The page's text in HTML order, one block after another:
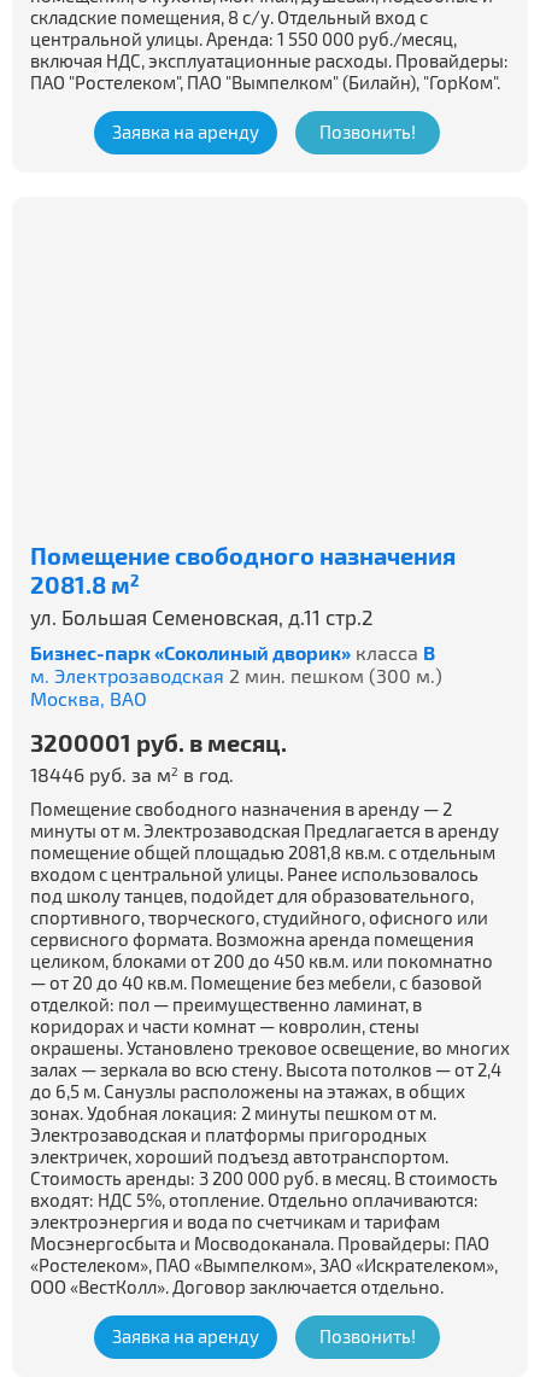
складские помещения, 8 с/у. Отдельный вход с
центральной улицы. Аренда: 1 550 000 руб./месяц,
включая НДС, эксплуатационные расходы. Провайдеры:
ПАО "Ростелеком", ПАО "Вымпелком" (Билайн), "ГорКом".
Заявка на аренду Позвонить!
Помещение свободного назначения
2081.8 м2
ул. Большая Семеновская, д.11 стр.2
Бизнес-парк «Соколиный дворик» класса B
м. Электрозаводская 2 мин. пешком (300 м.)
Москва, ВАО
3200001 руб. в месяц.
18446 руб. за м2 в год.
Помещение свободного назначения в аренду — 2
минуты от м. Электрозаводская Предлагается в аренду
помещение общей площадью 2081,8 кв.м. с отдельным
входом с центральной улицы. Ранее использовалось
под школу танцев, подойдет для образовательного,
спортивного, творческого, студийного, офисного или
сервисного формата. Возможна аренда помещения
целиком, блоками от 200 до 450 кв.м. или покомнатно
— от 20 до 40 кв.м. Помещение без мебели, с базовой
отделкой: пол — преимущественно ламинат, в
коридорах и части комнат — ковролин, стены
окрашены. Установлено трековое освещение, во многих
залах — зеркала во всю стену. Высота потолков — от 2,4
до 6,5 м. Санузлы расположены на этажах, в общих
зонах. Удобная локация: 2 минуты пешком от м.
Электрозаводская и платформы пригородных
электричек, хороший подъезд автотранспортом.
Стоимость аренды: 3 200 000 руб. в месяц. В стоимость
входят: НДС 5%, отопление. Отдельно оплачиваются:
электроэнергия и вода по счетчикам и тарифам
Мосэнергосбыта и Мосводоканала. Провайдеры: ПАО
«Ростелеком», ПАО «Вымпелком», ЗАО «Искрателеком»,
ООО «ВестКолл». Договор заключается отдельно.
Заявка на аренду Позвонить!